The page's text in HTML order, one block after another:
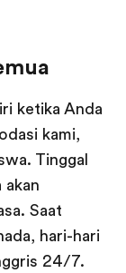
ketika Anda
kami,
Tinggal
akan
Saat
hari-hari
24/7.